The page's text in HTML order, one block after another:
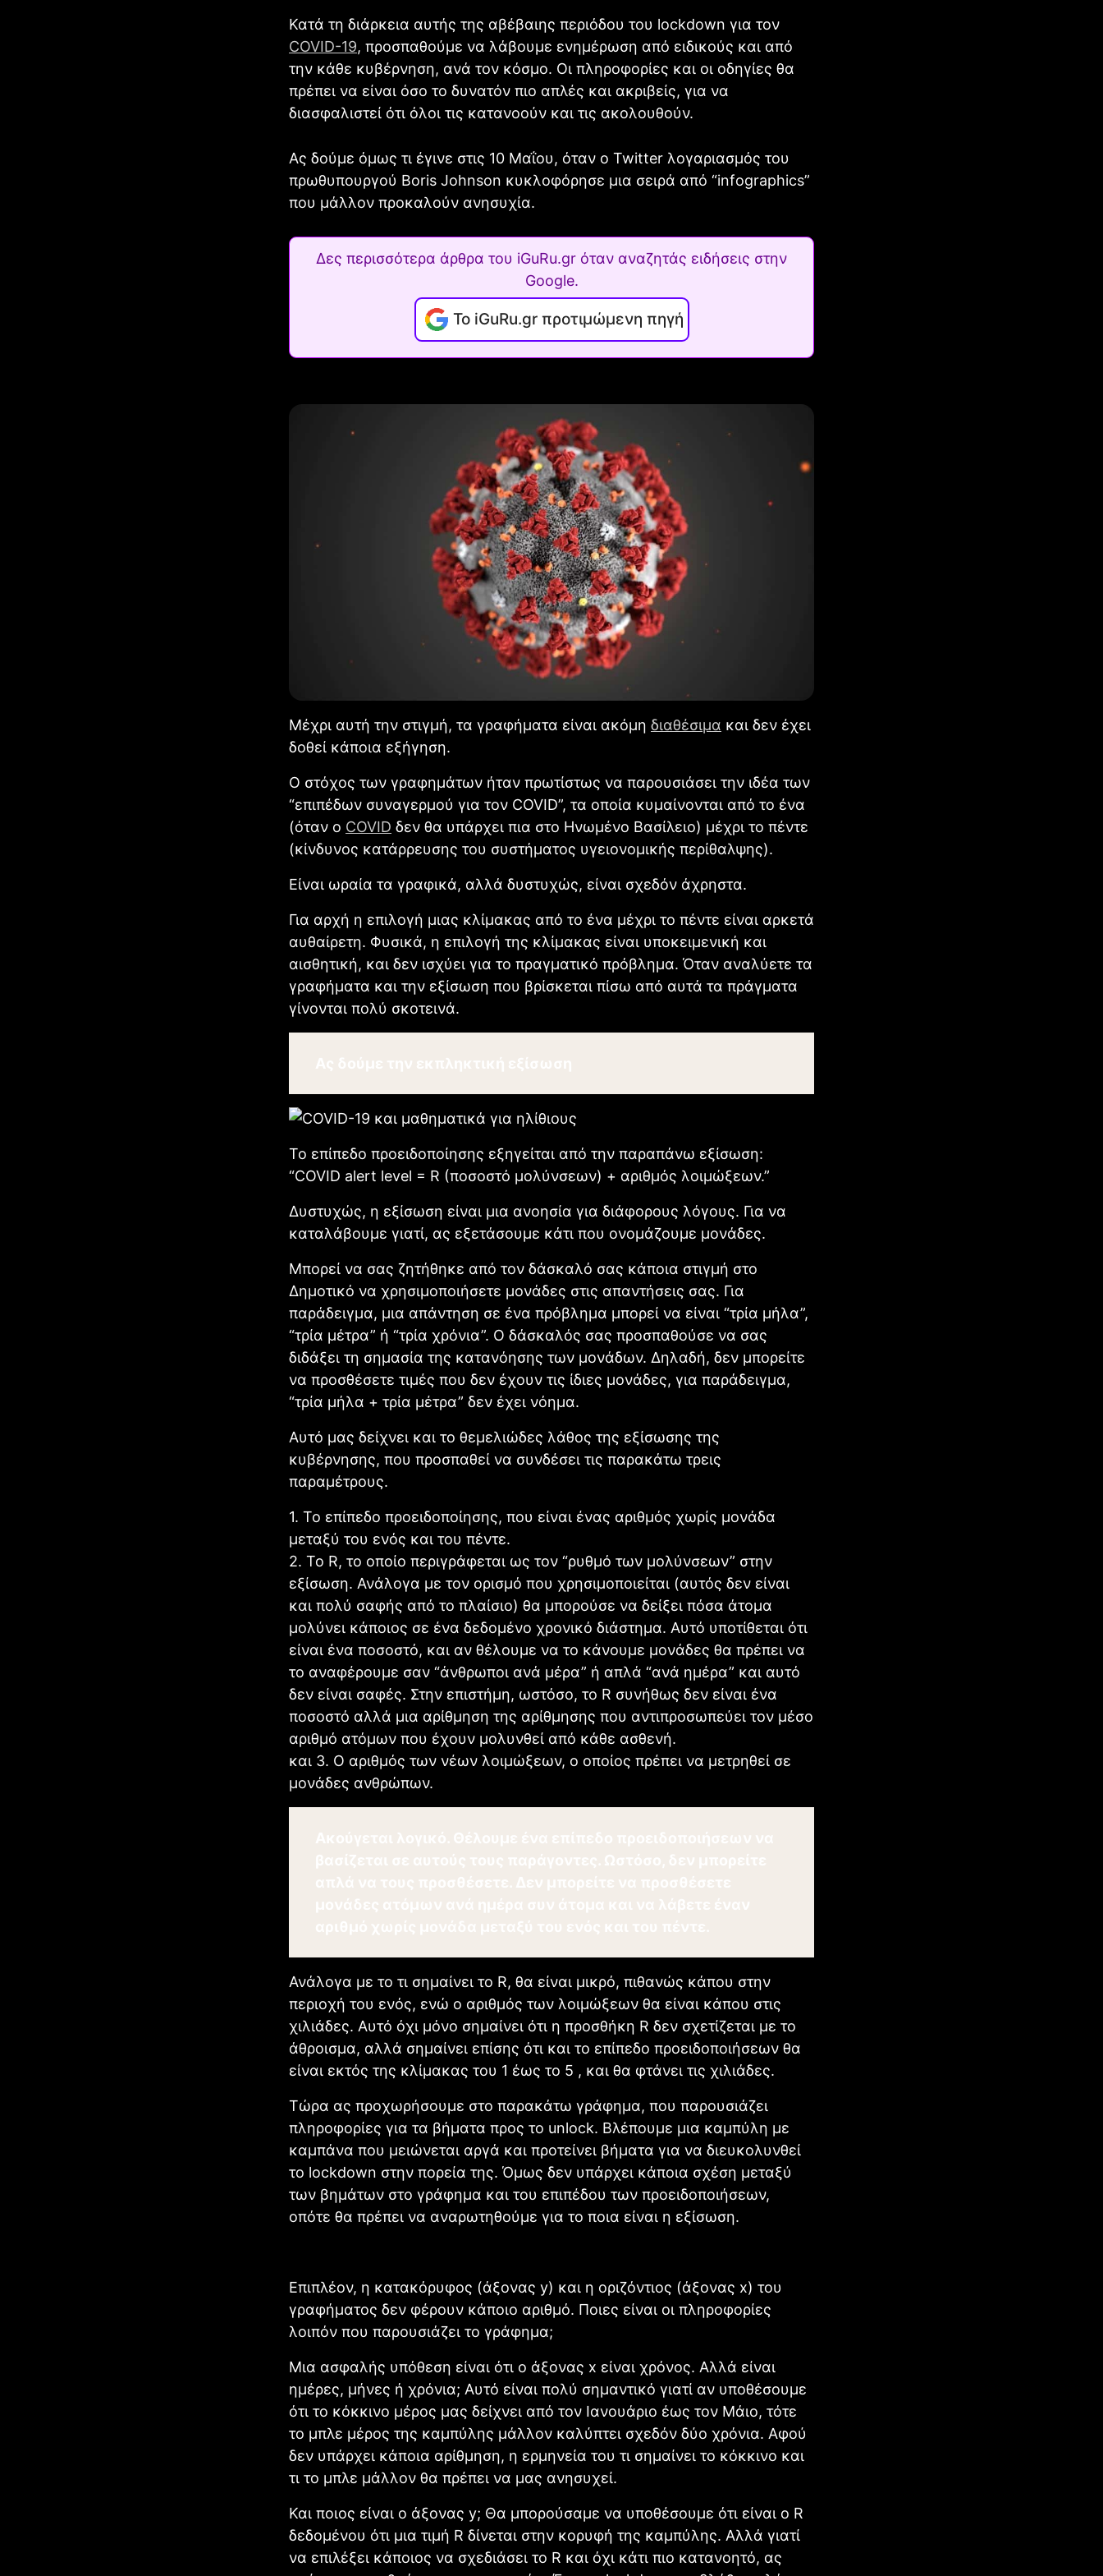
Κατά τη διάρκεια αυτής της αβέβαιης περιόδου του lockdown για τον
COVID-19, προσπαθούμε να λάβουμε ενημέρωση από ειδικούς και από
την κάθε κυβέρνηση, ανά τον κόσμο. Οι πληροφορίες και οι οδηγίες θα
πρέπει να είναι όσο το δυνατόν πιο απλές και ακριβείς, για να
διασφαλιστεί ότι όλοι τις κατανοούν και τις ακολουθούν.
Ας δούμε όμως τι έγινε στις 10 Μαΐου, όταν ο Twitter λογαριασμός του
πρωθυπουργού Boris Johnson κυκλοφόρησε μια σειρά από “infographics”
που μάλλον προκαλούν ανησυχία.
Δες περισσότερα άρθρα του iGuRu.gr όταν αναζητάς ειδήσεις στην
Google.
Το iGuRu.gr προτιμώμενη πηγή
Μέχρι αυτή την στιγμή, τα γραφήματα είναι ακόμη διαθέσιμα και δεν έχει
δοθεί κάποια εξήγηση.
Ο στόχος των γραφημάτων ήταν πρωτίστως να παρουσιάσει την ιδέα των
“επιπέδων συναγερμού για τον COVID”, τα οποία κυμαίνονται από το ένα
(όταν o COVID δεν θα υπάρχει πια στο Ηνωμένο Βασίλειο) μέχρι το πέντε
(κίνδυνος κατάρρευσης του συστήματος υγειονομικής περίθαλψης).
Είναι ωραία τα γραφικά, αλλά δυστυχώς, είναι σχεδόν άχρηστα.
Για αρχή η επιλογή μιας κλίμακας από το ένα μέχρι το πέντε είναι αρκετά
αυθαίρετη. Φυσικά, η επιλογή της κλίμακας είναι υποκειμενική και
αισθητική, και δεν ισχύει για το πραγματικό πρόβλημα. Όταν αναλύετε τα
γραφήματα και την εξίσωση που βρίσκεται πίσω από αυτά τα πράγματα
γίνονται πολύ σκοτεινά.
Το επίπεδο προειδοποίησης εξηγείται από την παραπάνω εξίσωση:
“COVID alert level = R (ποσοστό μολύνσεων) + αριθμός λοιμώξεων.”
Δυστυχώς, η εξίσωση είναι μια ανοησία για διάφορους λόγους. Για να
καταλάβουμε γιατί, ας εξετάσουμε κάτι που ονομάζουμε μονάδες.
Μπορεί να σας ζητήθηκε από τον δάσκαλό σας κάποια στιγμή στο
Δημοτικό να χρησιμοποιήσετε μονάδες στις απαντήσεις σας. Για
παράδειγμα, μια απάντηση σε ένα πρόβλημα μπορεί να είναι “τρία μήλα”,
“τρία μέτρα” ή “τρία χρόνια”. Ο δάσκαλός σας προσπαθούσε να σας
διδάξει τη σημασία της κατανόησης των μονάδων. Δηλαδή, δεν μπορείτε
να προσθέσετε τιμές που δεν έχουν τις ίδιες μονάδες, για παράδειγμα,
“τρία μήλα + τρία μέτρα” δεν έχει νόημα.
Αυτό μας δείχνει και το θεμελιώδες λάθος της εξίσωσης της
κυβέρνησης, που προσπαθεί να συνδέσει τις παρακάτω τρεις
παραμέτρους.
1. Το επίπεδο προειδοποίησης, που είναι ένας αριθμός χωρίς μονάδα
μεταξύ του ενός και του πέντε.
2. Το R, το οποίο περιγράφεται ως τον “ρυθμό των μολύνσεων” στην
εξίσωση. Ανάλογα με τον ορισμό που χρησιμοποιείται (αυτός δεν είναι
και πολύ σαφής από το πλαίσιο) θα μπορούσε να δείξει πόσα άτομα
μολύνει κάποιος σε ένα δεδομένο χρονικό διάστημα. Αυτό υποτίθεται ότι
είναι ένα ποσοστό, και αν θέλουμε να το κάνουμε μονάδες θα πρέπει να
το αναφέρουμε σαν “άνθρωποι ανά μέρα” ή απλά “ανά ημέρα” και αυτό
δεν είναι σαφές. Στην επιστήμη, ωστόσο, το R συνήθως δεν είναι ένα
ποσοστό αλλά μια αρίθμηση της αρίθμησης που αντιπροσωπεύει τον μέσο
αριθμό ατόμων που έχουν μολυνθεί από κάθε ασθενή.
και 3. Ο αριθμός των νέων λοιμώξεων, ο οποίος πρέπει να μετρηθεί σε
μονάδες ανθρώπων.
Ανάλογα με το τι σημαίνει το R, θα είναι μικρό, πιθανώς κάπου στην
περιοχή του ενός, ενώ ο αριθμός των λοιμώξεων θα είναι κάπου στις
χιλιάδες. Αυτό όχι μόνο σημαίνει ότι η προσθήκη R δεν σχετίζεται με το
άθροισμα, αλλά σημαίνει επίσης ότι και το επίπεδο προειδοποιήσεων θα
είναι εκτός της κλίμακας του 1 έως το 5 , και θα φτάνει τις χιλιάδες.
Τώρα ας προχωρήσουμε στο παρακάτω γράφημα, που παρουσιάζει
πληροφορίες για τα βήματα προς το unlock. Βλέπουμε μια καμπύλη με
καμπάνα που μειώνεται αργά και προτείνει βήματα για να διευκολυνθεί
το lockdown στην πορεία της. Όμως δεν υπάρχει κάποια σχέση μεταξύ
των βημάτων στο γράφημα και του επιπέδου των προειδοποιήσεων,
οπότε θα πρέπει να αναρωτηθούμε για το ποια είναι η εξίσωση.
Επιπλέον, η κατακόρυφος (άξονας y) και η οριζόντιος (άξονας x) του
γραφήματος δεν φέρουν κάποιο αριθμό. Ποιες είναι οι πληροφορίες
λοιπόν που παρουσιάζει το γράφημα;
Μια ασφαλής υπόθεση είναι ότι ο άξονας x είναι χρόνος. Αλλά είναι
ημέρες, μήνες ή χρόνια; Αυτό είναι πολύ σημαντικό γιατί αν υποθέσουμε
ότι το κόκκινο μέρος μας δείχνει από τον Ιανουάριο έως τον Μάιο, τότε
το μπλε μέρος της καμπύλης μάλλον καλύπτει σχεδόν δύο χρόνια. Αφού
δεν υπάρχει κάποια αρίθμηση, η ερμηνεία του τι σημαίνει το κόκκινο και
τι το μπλε μάλλον θα πρέπει να μας ανησυχεί.
Και ποιος είναι ο άξονας y; Θα μπορούσαμε να υποθέσουμε ότι είναι ο R
δεδομένου ότι μια τιμή R δίνεται στην κορυφή της καμπύλης. Αλλά γιατί
να επιλέξει κάποιος να σχεδιάσει το R και όχι κάτι πιο κατανοητό, ας